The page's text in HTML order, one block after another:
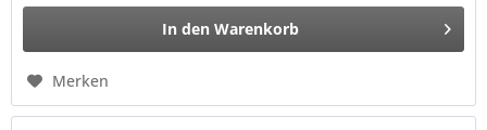
In den Warenkorb
Merken